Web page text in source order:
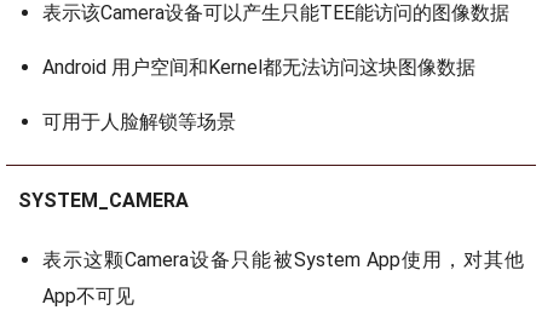
表示该Camera设备可以产生只能TEE能访问的图像数据
Android 用户空间和Kernel都无法访问这块图像数据
可用于人脸解锁等场景
SYSTEM_CAMERA
表示这颗Camera设备只能被System App使用，对其他
App不可见